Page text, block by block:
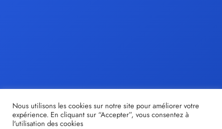
Nous utilisons les cookies sur notre site pour améliorer votre
expérience. En cliquant sur “Accepter”, vous consentez à
l'utilisation des cookies